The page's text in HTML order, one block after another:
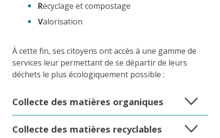
Recyclage et compostage
Valorisation
À cette fin, ses citoyens ont accès à une gamme de
services leur permettant de se départir de leurs
déchets le plus écologiquement possible :
Collecte des matières organiques
Collecte des matières recyclables